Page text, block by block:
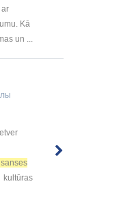
ar
Kā
un ...
kultūras